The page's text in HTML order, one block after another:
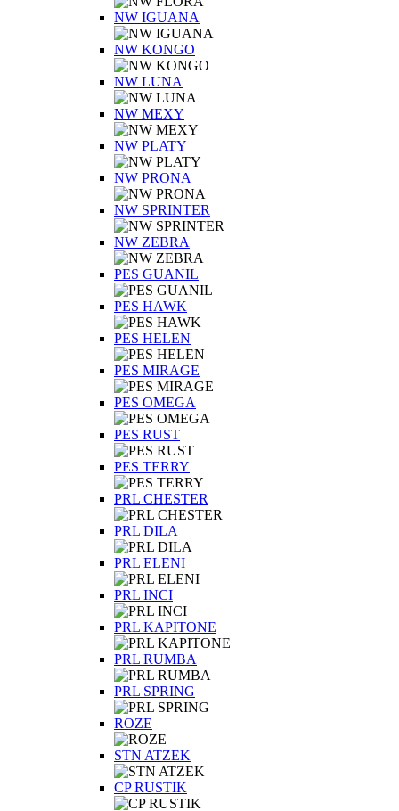
NW IGUANA
NW KONGO
NW LUNA
NW MEXY
NW PLATY
NW PRONA
NW SPRINTER
NW ZEBRA
PES GUANIL
PES HAWK
PES HELEN
PES MIRAGE
PES OMEGA
PES RUST
PES TERRY
PRL CHESTER
PRL DILA
PRL ELENI
PRL INCI
PRL KAPITONE
PRL RUMBA
PRL SPRING
ROZE
STN ATZEK
СP RUSTIK